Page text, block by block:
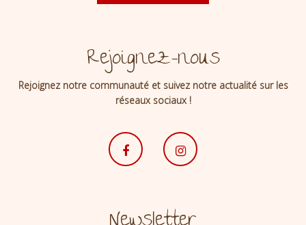
Rejoignez-nous
Rejoignez notre communauté et suivez notre actualité sur les
réseaux sociaux !